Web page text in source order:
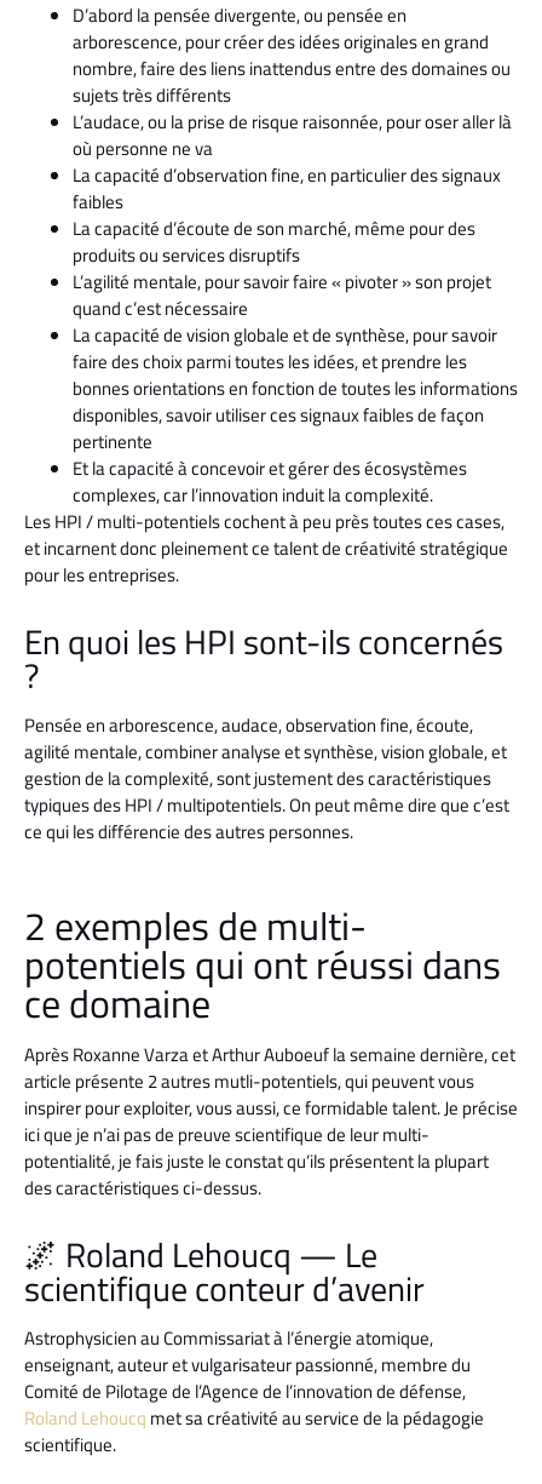
D’abord la pensée divergente, ou pensée en
arborescence, pour créer des idées originales en grand
nombre, faire des liens inattendus entre des domaines ou
sujets très différents
L’audace, ou la prise de risque raisonnée, pour oser aller là
où personne ne va
La capacité d’observation fine, en particulier des signaux
faibles
La capacité d’écoute de son marché, même pour des
produits ou services disruptifs
L’agilité mentale, pour savoir faire « pivoter » son projet
quand c’est nécessaire
La capacité de vision globale et de synthèse, pour savoir
faire des choix parmi toutes les idées, et prendre les
bonnes orientations en fonction de toutes les informations
disponibles, savoir utiliser ces signaux faibles de façon
pertinente
Et la capacité à concevoir et gérer des écosystèmes
complexes, car l’innovation induit la complexité.
Les HPI / multi-potentiels cochent à peu près toutes ces cases,
et incarnent donc pleinement ce talent de créativité stratégique
pour les entreprises.
En quoi les HPI sont-ils concernés
?
Pensée en arborescence, audace, observation fine, écoute,
agilité mentale, combiner analyse et synthèse, vision globale, et
gestion de la complexité, sont justement des caractéristiques
typiques des HPI / multipotentiels. On peut même dire que c’est
ce qui les différencie des autres personnes.
2 exemples de multi-
potentiels qui ont réussi dans
ce domaine
Après Roxanne Varza et Arthur Auboeuf la semaine dernière, cet
article présente 2 autres mutli-potentiels, qui peuvent vous
inspirer pour exploiter, vous aussi, ce formidable talent. Je précise
ici que je n’ai pas de preuve scientifique de leur multi-
potentialité, je fais juste le constat qu’ils présentent la plupart
des caractéristiques ci-dessus.
🌌 Roland Lehoucq — Le
scientifique conteur d’avenir
Astrophysicien au Commissariat à l’énergie atomique,
enseignant, auteur et vulgarisateur passionné, membre du
Comité de Pilotage de l’Agence de l’innovation de défense,
Roland Lehoucq met sa créativité au service de la pédagogie
scientifique.